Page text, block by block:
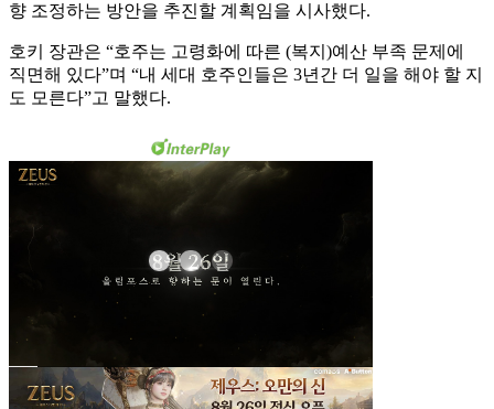
향 조정하는 방안을 추진할 계획임을 시사했다.
호키 장관은 “호주는 고령화에 따른 (복지)예산 부족 문제에
직면해 있다”며 “내 세대 호주인들은 3년간 더 일을 해야 할 지
도 모른다”고 말했다.